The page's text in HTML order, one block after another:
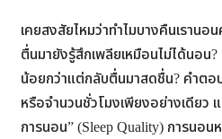
เคยสงสัยไหมว่าทำไมบางคืนเรานอ
ตื่นมายังรู้สึกเพลียเหมือนไม่ได้นอน
น้อยกว่าแต่กลับตื่นมาสดชื่น? คำตอ
หรือจำนวนชั่วโมงเพียงอย่างเดีย
การนอน” (Sleep Quality) การนอ